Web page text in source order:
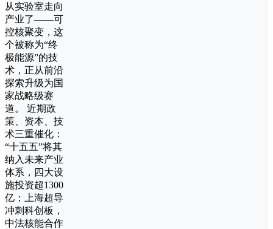
从实验室走向
产业了——可
控核聚变，这
个被称为“终
极能源”的技
术，正从前沿
探索升级为国
家战略级赛
道。 近期政
策、资本、技
术三重催化：
“十五五”将其
纳入未来产业
体系，四大设
施投资超1300
亿；上海超导
冲刺科创板，
中法核能合作